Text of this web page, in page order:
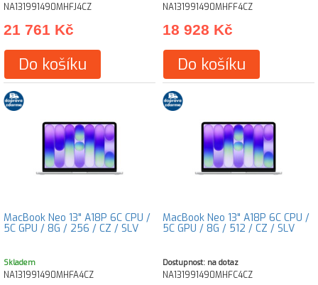
NA131991490MHFJ4CZ
21 761 Kč
Do košíku
NA131991490MHFF4CZ
18 928 Kč
Do košíku
MacBook Neo 13" A18P 6C CPU /
5C GPU / 8G / 256 / CZ / SLV
Skladem
NA131991490MHFA4CZ
MacBook Neo 13" A18P 6C CPU /
5C GPU / 8G / 512 / CZ / SLV
Dostupnost: na dotaz
NA131991490MHFC4CZ